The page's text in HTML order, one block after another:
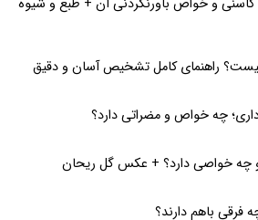
راهنمای کامل تشخیص آسان و دقیق
چه خواص و مضراتی دارد؟
خواصی دارد؟ + عکس گل ریحان
فرقی باهم دارند؟